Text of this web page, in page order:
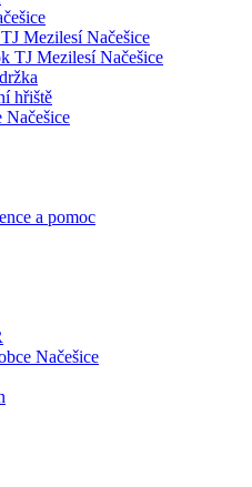
Mezilesí Načešice
TJ Mezilesí Načešice
hřiště
Načešice
a pomoc
Načešice